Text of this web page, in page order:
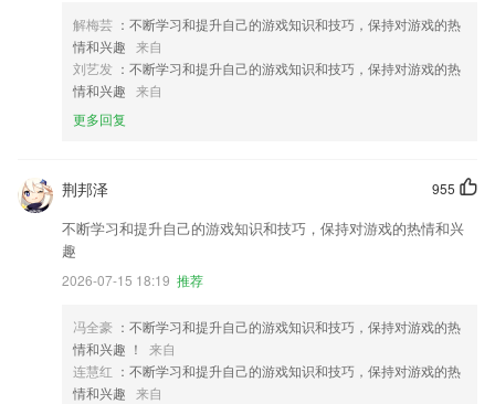
解梅芸 ：不断学习和提升自己的游戏知识和技巧，保持对游戏的热
情和兴趣 来自
刘艺发 ：不断学习和提升自己的游戏知识和技巧，保持对游戏的热
情和兴趣 来自
更多回复
955
荆邦泽
不断学习和提升自己的游戏知识和技巧，保持对游戏的热情和兴
趣
2026-07-15 18:19 推荐
冯全豪 ：不断学习和提升自己的游戏知识和技巧，保持对游戏的热
情和兴趣 ！
来自
连慧红 ：不断学习和提升自己的游戏知识和技巧，保持对游戏的热
情和兴趣 来自